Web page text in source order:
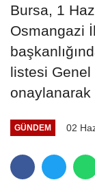
Bursa, 1
Osmangazi
listesi Genel
onaylanarak
GÜNDEM 02